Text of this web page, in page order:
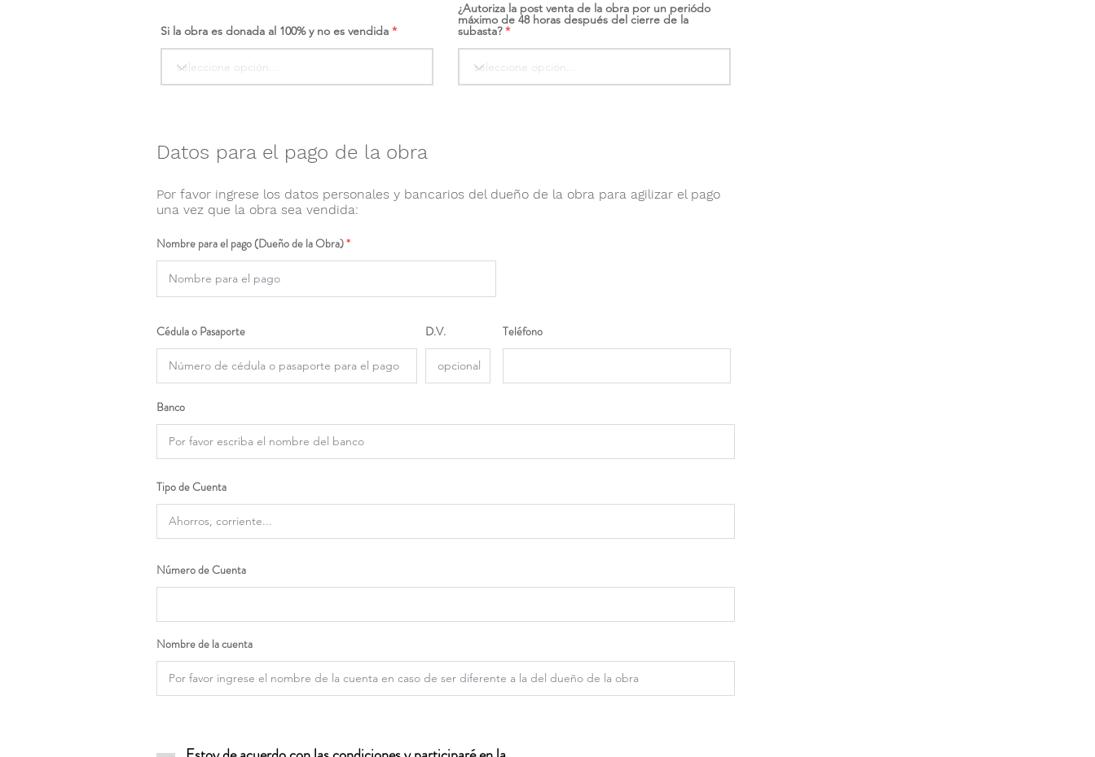
Si la obra es donada al 100% y no es vendida
¿Autoriza la post venta de la obra por un periódo
máximo de 48 horas después del cierre de la
subasta?
Datos para el pago de la obra
Por favor ingrese los datos personales y bancarios del dueño de la obra para agilizar el pago
una vez que la obra sea vendida:
Nombre para el pago (Dueño de la Obra)
Cédula o Pasaporte D.V. Teléfono
Banco
Tipo de Cuenta
Número de Cuenta
Nombre de la cuenta